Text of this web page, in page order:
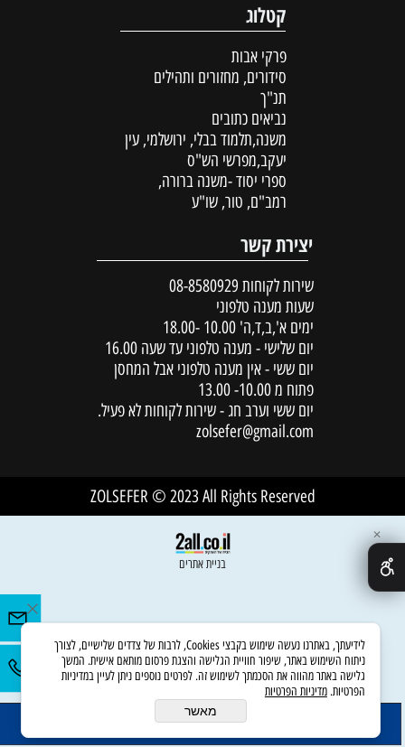
הוסף לסל
קטלוג
פרקי אבות
סידורים, מחזורים ותהילים
תנ"ך
נביאים כתובים
משנה,תלמוד בבלי, ירושלמי, עין
יעקב,מפרשי הש"ס
ספרי יסוד -משנה ברורה,
רמב"ם, טור, שו"ע
יצירת קשר
שירות לקוחות 08-8580929
שעות מענה טלפוני
ימים א',ב,ד,ה' 10.00 -18.00
יום שלישי - מענה טלפוני עד שעה 16.00
יום ששי - אין מענה טלפוני אבל המחסן
פתוח מ 10.00- 13.00
יום ששי וערב חג - שירות לקוחות לא פעיל.
zolsefer@gmail.com
ZOLSEFER © 2023 All Rights Reserved
בניית אתרים
✕
לידיעתך, באתרנו נעשה שימוש בקבצי Cookies, לרבות של צדדים שלישיים, לצורך
ניתוח השימוש באתר, שיפור חוויית הגלישה והצגת פרסום מותאם אישית. המשך
גלישה באתר מהווה את הסכמתך לשימוש זה. לפרטים נוספים ניתן לעיין במדיניות
הפרטיות. מדיניות הפרטיות
מאשר